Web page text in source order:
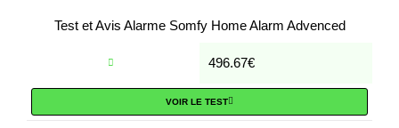
Test et Avis Alarme Somfy Home Alarm Advenced
496.67€
VOIR LE TEST